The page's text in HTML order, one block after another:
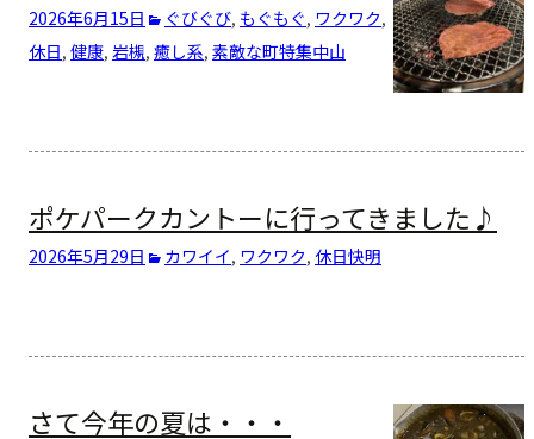
2026年6月15日 ぐびぐび, もぐもぐ, ワクワク,
休日, 健康, 岩槻, 癒し系, 素敵な町特集中山
ポケパークカントーに行ってきました♪
2026年5月29日 カワイイ, ワクワク, 休日快明
さて今年の夏は・・・